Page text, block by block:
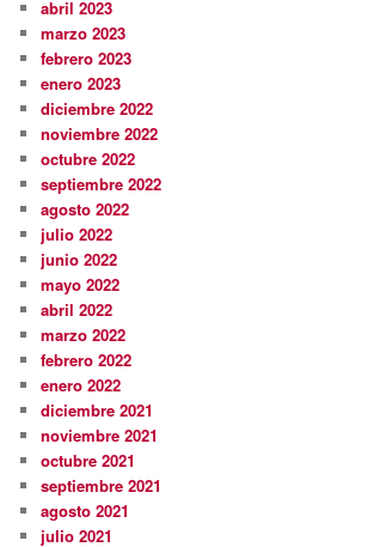
abril 2023
marzo 2023
febrero 2023
enero 2023
diciembre 2022
noviembre 2022
octubre 2022
septiembre 2022
agosto 2022
julio 2022
junio 2022
mayo 2022
abril 2022
marzo 2022
febrero 2022
enero 2022
diciembre 2021
noviembre 2021
octubre 2021
septiembre 2021
agosto 2021
julio 2021